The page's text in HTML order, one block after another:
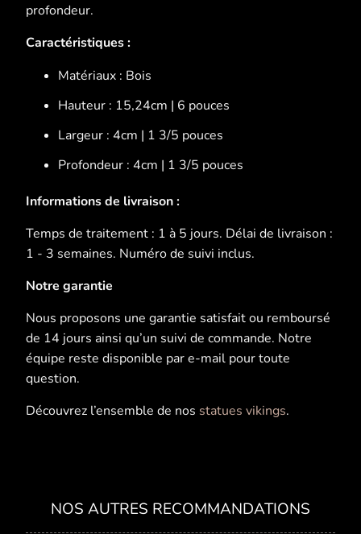
profondeur.
Caractéristiques :
Matériaux : Bois
Hauteur : 15,24cm | 6 pouces
Largeur : 4cm | 1 3/5 pouces
Profondeur : 4cm | 1 3/5 pouces
Informations de livraison :
Temps de traitement : 1 à 5 jours. Délai de livraison :
1 - 3 semaines. Numéro de suivi inclus.
Notre garantie
Nous proposons une garantie satisfait ou remboursé
de 14 jours ainsi qu’un suivi de commande. Notre
équipe reste disponible par e-mail pour toute
question.
Découvrez l’ensemble de nos statues vikings.
NOS AUTRES RECOMMANDATIONS